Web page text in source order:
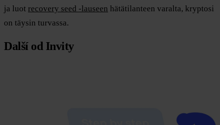
ja luot recovery seed -lauseen hätätilanteen varalta, kryptosi
on täysin turvassa.
Další od Invity